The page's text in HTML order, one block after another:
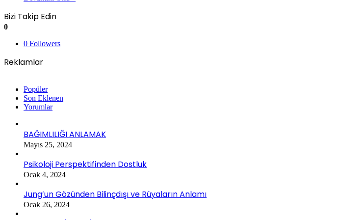
Bizi Takip Edin
0
0 Followers
Reklamlar
Popüler
Son Eklenen
Yorumlar
BAĞIMLILIĞI ANLAMAK
Mayıs 25, 2024
Psikoloji Perspektifinden Dostluk
Ocak 4, 2024
Jung’un Gözünden Bilinçdışı ve Rüyaların Anlamı
Ocak 26, 2024